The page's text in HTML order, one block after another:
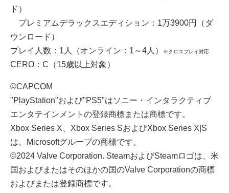
ド）
プレミアムデラックスエディション：1万3900円（ダ
ウンロード）
プレイ人数：1人（オンライン：1～4人）
※クロスプレイ対応
CERO：C（15歳以上対象）
©CAPCOM
"PlayStation"および"PS5"はソニー・インタラクティブ
エンタテインメントの登録商標または商標です。
Xbox Series X、Xbox Series SおよびXbox Series X|S
は、Microsoftグループの商標です。
©2024 Valve Corporation. SteamおよびSteamロゴは、米
国およびまたはそのほかの国のValve Corporationの商標
およびまたは登録商標です。